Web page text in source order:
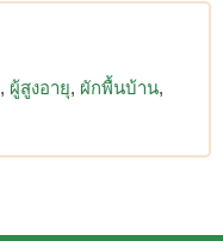
ผู้สูงอายุ ผักพื้นบ้าน